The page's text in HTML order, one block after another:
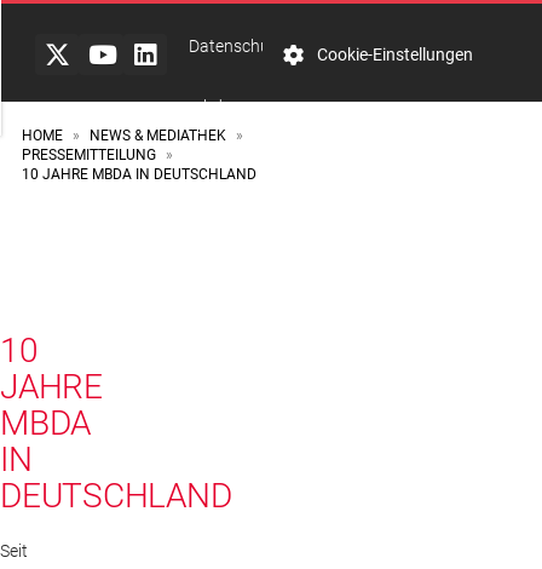
HOME » NEWS & MEDIATHEK
»
PRESSEMITTEILUNG
»
10 JAHRE MBDA IN DEUTSCHLAND
10
JAHRE
MBDA
IN
DEUTSCHLAND
Seit
Datenschutzerklärung
mbda-
Integrity
Cookie-Einstellungen